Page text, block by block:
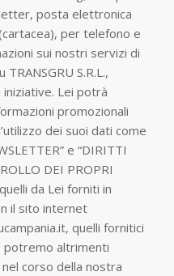
posta elettronica
per telefono e
sui nostri servizi di
S.R.L.,
Lei potrà
promozionali
dei suoi dati come
e “DIRITTI
DEI PROPRI
da Lei forniti in
il sito internet
quelli fornitici
potremo altrimenti
corso della nostra